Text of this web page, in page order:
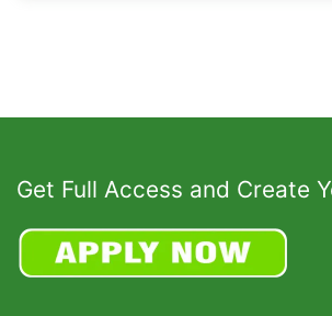
Get Full Access and Create